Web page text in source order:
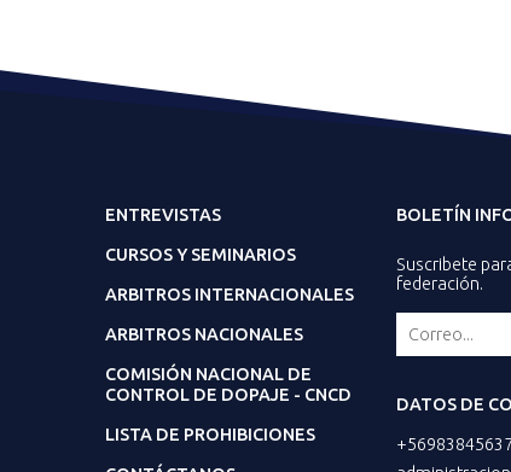
ENTREVISTAS
CURSOS Y SEMINARIOS
ARBITROS INTERNACIONALES
ARBITROS NACIONALES
COMISIÓN NACIONAL DE
CONTROL DE DOPAJE - CNCD
LISTA DE PROHIBICIONES
BOLETÍN
Suscribete
federación.
DATOS DE